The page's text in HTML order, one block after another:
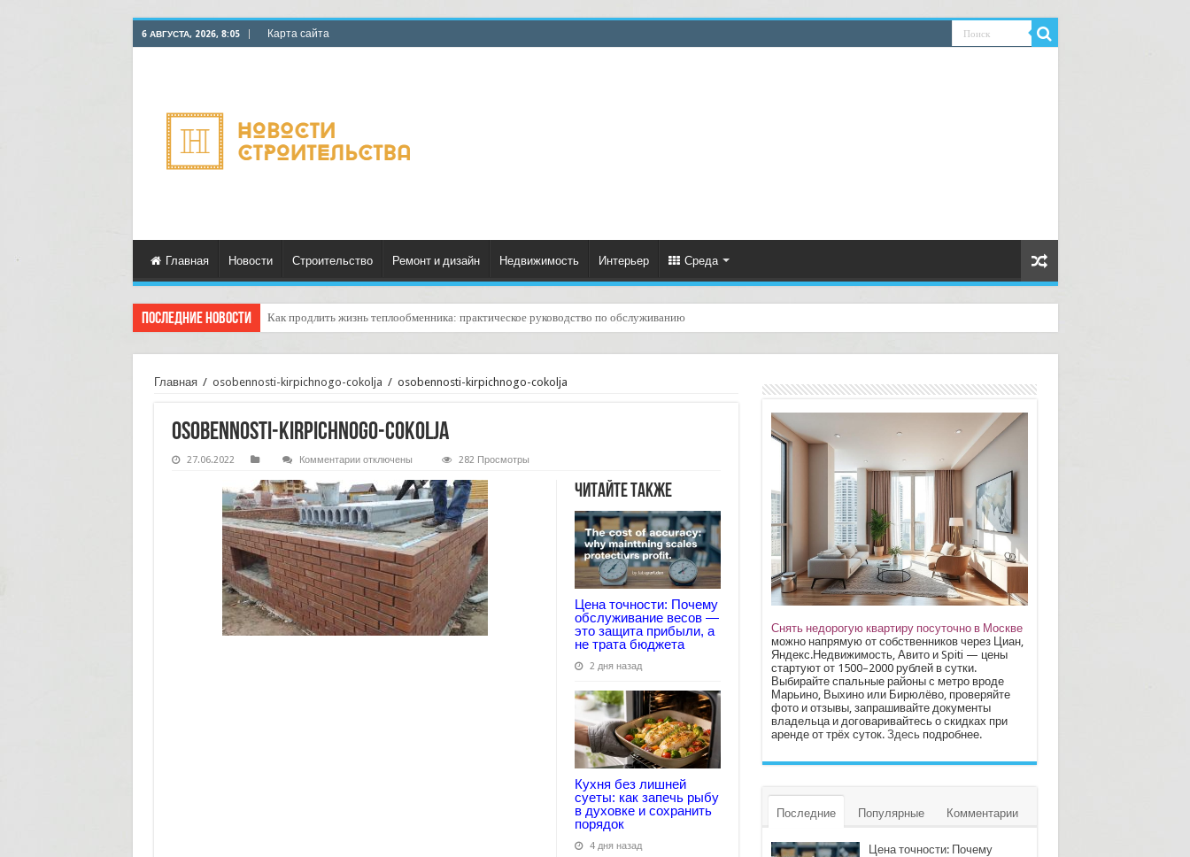
6 АВГУСТА, 2026, 8:05 Карта сайта
Главная Новости Строительство Ремонт и дизайн Недвижимость Интерьер Среда
Последние новости Горбыль как дрова: недооценённый ресурс для тепла, экономии и творчества
Главная / osobennosti-kirpichnogo-cokolja / osobennosti-kirpichnogo-cokolja
osobennosti-kirpichnogo-cokolja
27.06.2022 Комментариик
osobennosti-
kirpichnogo-
cokolja
отключены 282 Просмотры
Читайте также
Цена точности: Почему
обслуживание весов —
это защита прибыли, а
не трата бюджета
2 дня назад
Кухня без лишней
суеты: как запечь рыбу
в духовке и сохранить
порядок
4 дня назад
Снять недорогую квартиру посуточно в Москве
можно напрямую от собственников через Циан,
Яндекс.Недвижимость, Авито и Spiti — цены
стартуют от 1500–2000 рублей в сутки.
Выбирайте спальные районы с метро вроде
Марьино, Выхино или Бирюлёво, проверяйте
фото и отзывы, запрашивайте документы
владельца и договаривайтесь о скидках при
аренде от трёх суток. Здесьподробнее.
Последние Популярные Комментарии
Цена точности: Почему